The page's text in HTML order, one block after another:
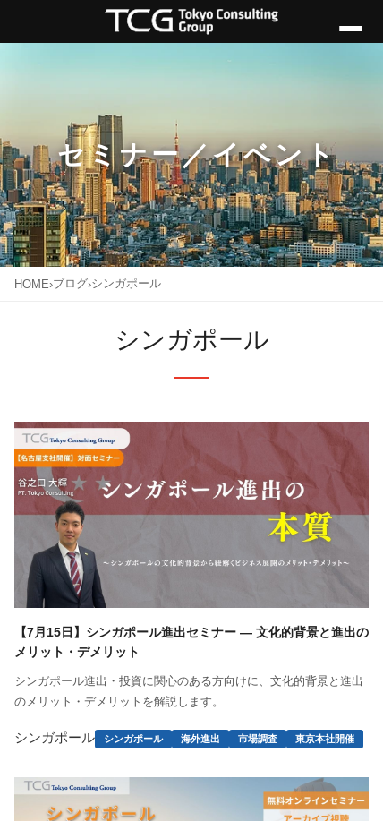
セミナー／イベント
HOME›ブログ›シンガポール
シンガポール
【7月15日】シンガポール進出セミナー ― 文化的背景と進出の
メリット・デメリット
シンガポール進出・投資に関心のある方向けに、文化的背景と進出
のメリット・デメリットを解説します。
シンガポール シンガポール 海外進出 市場調査 東京本社開催